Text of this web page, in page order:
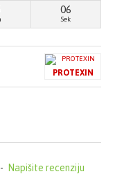
- Napišite recenziju
05
Sek
PROTEXIN